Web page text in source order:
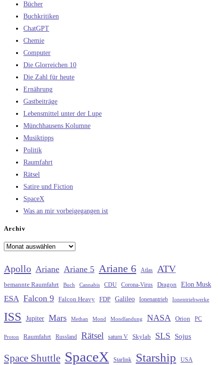
Bücher
Buchkritiken
ChatGPT
Chemie
Computer
Die Glorreichen 10
Die Zahl für heute
Ernährung
Gastbeiträge
Lebensmittel unter der Lupe
Münchhausens Kolumne
Musiktipps
Politik
Raumfahrt
Rätsel
Satire und Fiction
SpaceX
Was an mir vorbeigegangen ist
Archiv
Archiv
Apollo Ariane Ariane 5 Ariane 6 Atlas ATV
bemannte Raumfahrt Buch Cannabis CDU Corona-Virus Dragon Elon Musk
ESA Falcon 9 Falcon Heavy FDP Galileo Ionenantrieb Ionentriebwerke
ISS Jupiter Mars Methan Mond Mondlandung NASA Orion PC
Proton Raumfahrt Russland Rätsel saturn V Skylab SLS Sojus
Space Shuttle SpaceX Starlink Starship USA